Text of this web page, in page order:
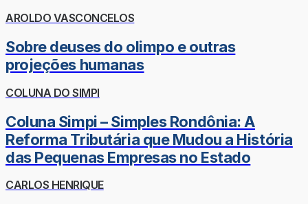
AROLDO VASCONCELOS
Sobre deuses do olimpo e outras
projeções humanas
COLUNA DO SIMPI
Coluna Simpi – Simples Rondônia: A
Reforma Tributária que Mudou a História
das Pequenas Empresas no Estado
CARLOS HENRIQUE